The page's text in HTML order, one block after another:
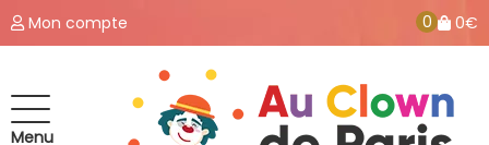
Mon compte 0 0€
Menu